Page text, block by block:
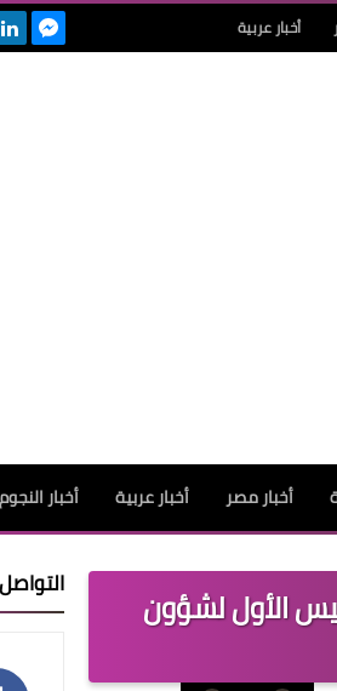
أخبار عربية
أخبار مصر أخبار عربية أخبار النجوم
الأول لشؤون